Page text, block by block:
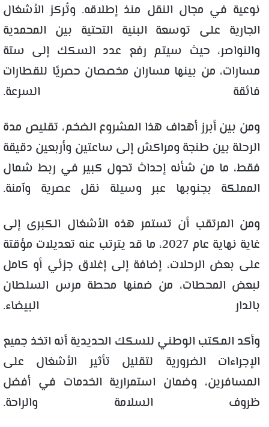
نوعية في مجال النقل منذ إطلاقه. وتُركز الأشغال
الجارية على توسعة البنية التحتية بين المحمدية
والنواصر، حيث سيتم رفع عدد السكك إلى ستة
مسارات، من بينها مساران مخصصان حصريًا للقطارات
فائقة السرعة.
ومن بين أبرز أهداف هذا المشروع الضخم، تقليص مدة
الرحلة بين طنجة ومراكش إلى ساعتين وأربعين دقيقة
فقط، ما من شأنه إحداث تحول كبير في ربط شمال
المملكة بجنوبها عبر وسيلة نقل عصرية وآمنة.
ومن المرتقب أن تستمر هذه الأشغال الكبرى إلى
غاية نهاية عام 2027، ما قد يترتب عنه تعديلات مؤقتة
على بعض الرحلات، إضافة إلى إغلاق جزئي أو كامل
لبعض المحطات، من ضمنها محطة مرس السلطان
بالدار البيضاء.
وأكد المكتب الوطني للسكك الحديدية أنه اتخذ جميع
الإجراءات الضرورية لتقليل تأثير الأشغال على
المسافرين، وضمان استمرارية الخدمات في أفضل
ظروف السلامة والراحة.